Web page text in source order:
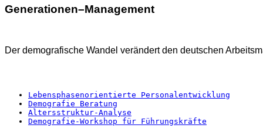
Generationen–Management
Der demografische Wandel verändert den deutschen
Lebensphasenorientierte Personalentwicklung
Demografie Beratung
Altersstruktur-Analyse
Demografie-Workshop für Führungskräfte